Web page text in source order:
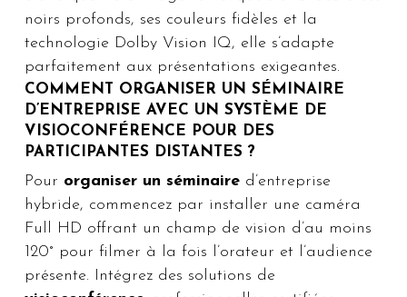
noirs profonds, ses couleurs fidèles et la
technologie Dolby Vision IQ, elle s’adapte
parfaitement aux présentations exigeantes.
COMMENT ORGANISER UN SÉMINAIRE
D’ENTREPRISE AVEC UN SYSTÈME DE
VISIOCONFÉRENCE POUR DES
PARTICIPANTES DISTANTES ?
Pour organiser un séminaired’entreprise
hybride, commencez par installer une caméra
Full HD offrant un champ de vision d’au moins
120° pour filmer à la fois l’orateur et l’audience
présente. Intégrez des solutions de